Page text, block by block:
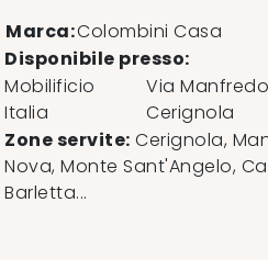
Marca:Colombini Casa
Disponibile presso:
Mobilificio
Italia
Via
Cerignola
Zone servite: Cerignola,
Nova, Monte Sant'Angelo,
Barletta...